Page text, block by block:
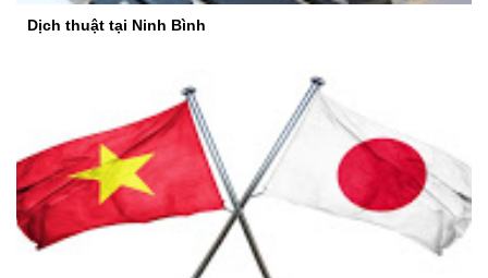
Dịch thuật tại Ninh Bình